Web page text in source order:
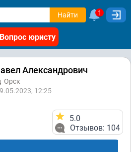
Найти 1
Вопрос юристу
Александрович
Орск
12:25
5.0
Отзывов: 104